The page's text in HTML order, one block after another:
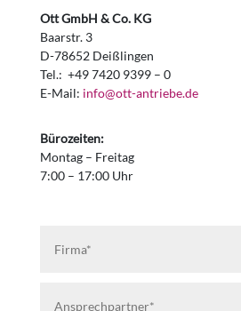
Ott GmbH & Co. KG
Baarstr. 3
D-78652 Deißlingen
Tel.: +49 7420 9399 – 0
E-Mail: info@ott-antriebe.de
Bürozeiten:
Montag – Freitag
7:00 – 17:00 Uhr